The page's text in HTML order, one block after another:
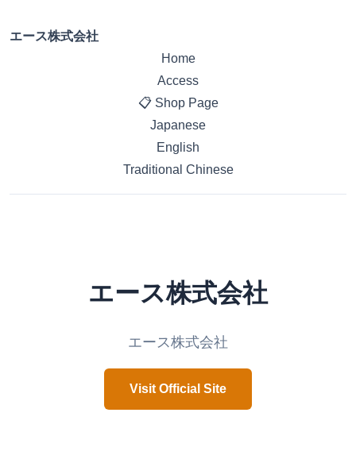
エース株式会社
Home
Access
📋 Shop Page
Japanese
English
Traditional Chinese
エース株式会社
エース株式会社
Visit Official Site